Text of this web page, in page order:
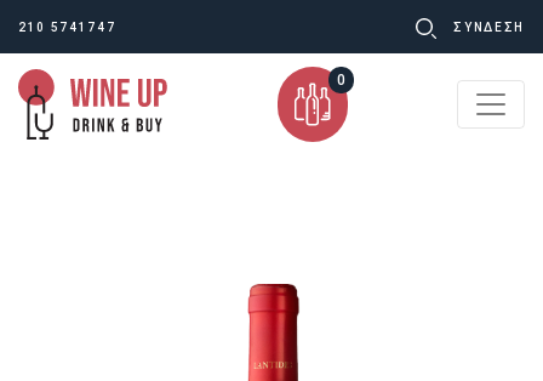
210 5741747 ΣΥΝΔΕΣΗ
0